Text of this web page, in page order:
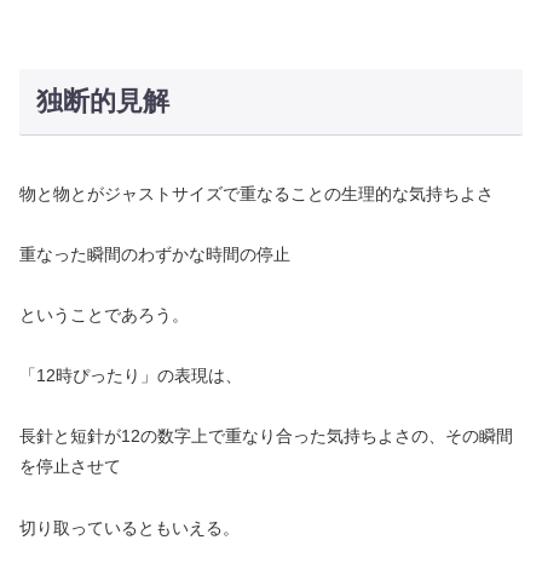
独断的見解
物と物とがジャストサイズで重なることの生理的な気持ちよさ
重なった瞬間のわずかな時間の停止
ということであろう。
「12時ぴったり」の表現は、
長針と短針が12の数字上で重なり合った気持ちよさの、その瞬間
を停止させて
切り取っているともいえる。